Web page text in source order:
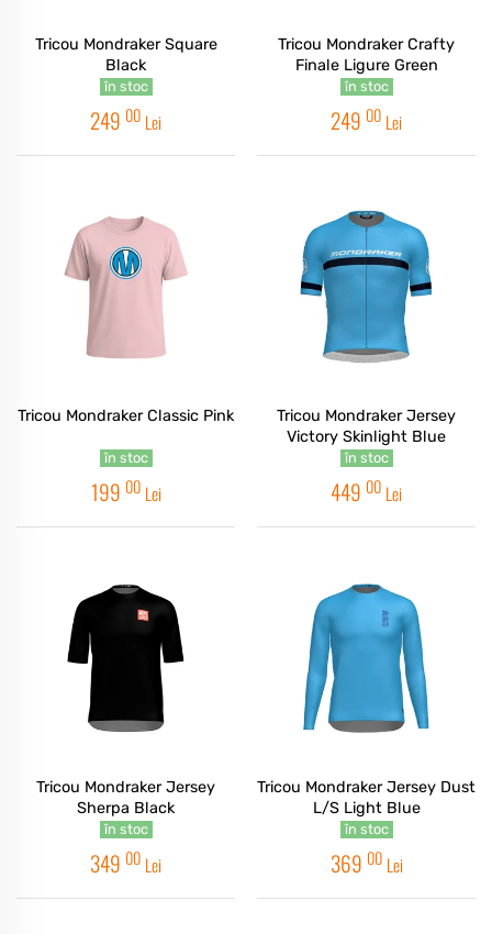
Tricou Mondraker Square
Black
în stoc
249 00 Lei
Tricou Mondraker Crafty
Finale Ligure Green
în stoc
249 00 Lei
Tricou Mondraker Classic Pink
în stoc
199 00 Lei
Tricou Mondraker Jersey
Victory Skinlight Blue
în stoc
449 00 Lei
Tricou Mondraker Jersey
Sherpa Black
în stoc
349 00 Lei
Tricou Mondraker Jersey Dust
L/S Light Blue
în stoc
369 00 Lei